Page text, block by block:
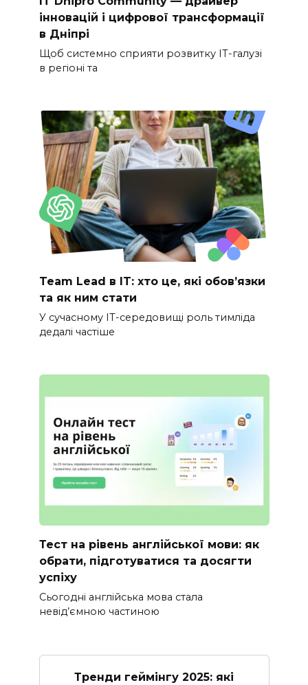
інновацій і цифрової трансформації
в Дніпрі
Щоб системно сприяти розвитку ІТ-галузі
в регіоні та
Team Lead в IT: хто це, які обов’язки
та як ним стати
У сучасному IT-середовищі роль тимліда
дедалі частіше
Тест на рівень англійської мови: як
обрати, підготуватися та досягти
успіху
Сьогодні англійська мова стала
невід’ємною частиною
Тренди геймінгу 2025: які